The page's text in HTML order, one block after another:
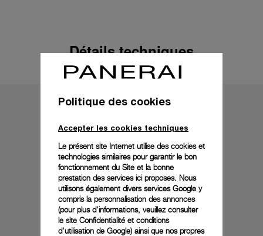
Détails techniques
Politique des cookies
Accepter les cookies techniques
Le présent site Internet utilise des cookies et
technologies similaires pour garantir le bon
fonctionnement du Site et la bonne
prestation des services ici proposes. Nous
utilisons également divers services Google y
compris la personnalisation des annonces
(pour plus d'informations, veuillez consulter
le site Confidentialité et conditions
d'utilisation de Google) ainsi que nos propres